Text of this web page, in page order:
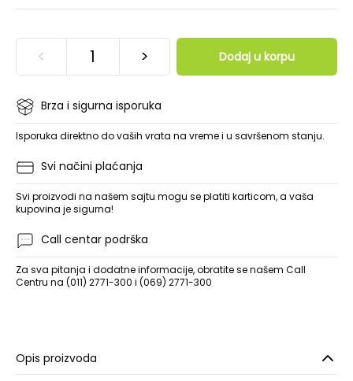
< > Dodaj u korpu
Brza i sigurna isporuka
Isporuka direktno do vaših vrata na vreme i u savršenom stanju.
Svi načini plaćanja
Svi proizvodi na našem sajtu mogu se platiti karticom, a vaša
kupovina je sigurna!
Call centar podrška
Za sva pitanja i dodatne informacije, obratite se našem Call
Centru na (011) 2771-300 i (069) 2771-300
Opis proizvoda